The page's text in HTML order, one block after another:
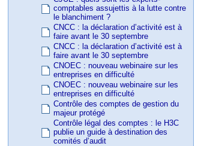
comptables assujettis à la lutte contre
le blanchiment ?
CNCC : la déclaration d’activité est à
faire avant le 30 septembre
CNCC : la déclaration d’activité est à
faire avant le 30 septembre
CNOEC : nouveau webinaire sur les
entreprises en difficulté
CNOEC : nouveau webinaire sur les
entreprises en difficulté
Contrôle des comptes de gestion du
majeur protégé
Contrôle légal des comptes : le H3C
publie un guide à destination des
comités d’audit